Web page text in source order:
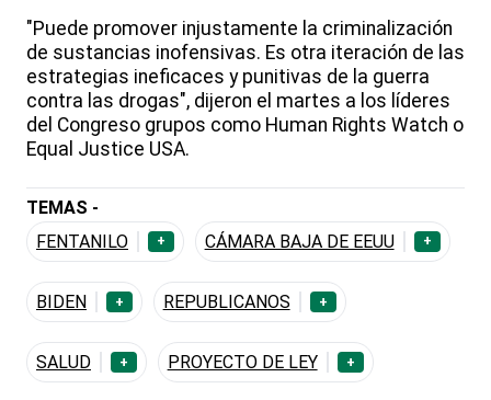
"Puede promover injustamente la criminalización
de sustancias inofensivas. Es otra iteración de las
estrategias ineficaces y punitivas de la guerra
contra las drogas", dijeron el martes a los líderes
del Congreso grupos como Human Rights Watch o
Equal Justice USA.
TEMAS -
FENTANILO
+ CÁMARA BAJA DE EEUU +
BIDEN + REPUBLICANOS +
SALUD + PROYECTO DE LEY +